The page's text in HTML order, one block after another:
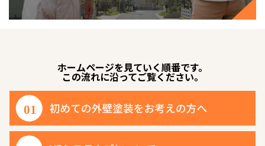
ホームページを見ていく順番です。
この流れに沿ってご覧ください。